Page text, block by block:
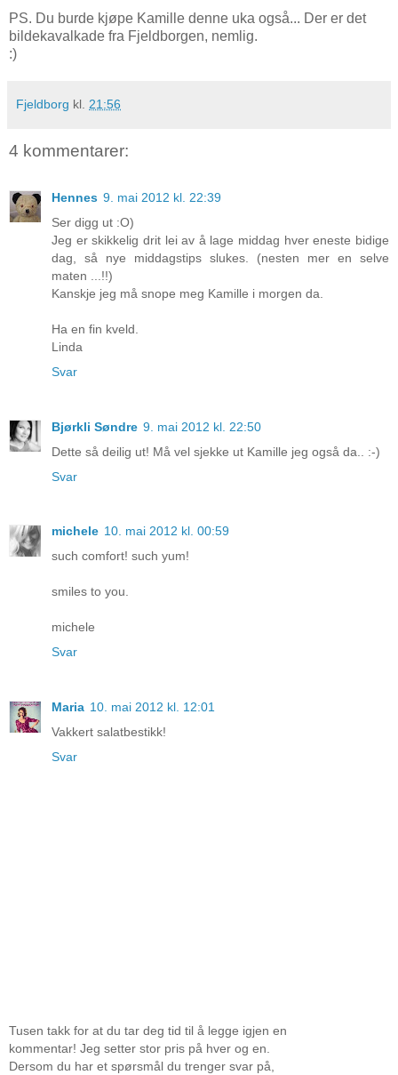
PS. Du burde kjøpe Kamille denne uka også... Der er det
bildekavalkade fra Fjeldborgen, nemlig.
:)
Fjeldborg kl. 21:56
4 kommentarer:
Hennes 9. mai 2012 kl. 22:39
Ser digg ut :O)
Jeg er skikkelig drit lei av å lage middag hver eneste bidige
dag, så nye middagstips slukes. (nesten mer en selve
maten ...!!)
Kanskje jeg må snope meg Kamille i morgen da.
Ha en fin kveld.
Linda
Svar
Bjørkli Søndre 9. mai 2012 kl. 22:50
Dette så deilig ut! Må vel sjekke ut Kamille jeg også da.. :-)
Svar
michele 10. mai 2012 kl. 00:59
such comfort! such yum!
smiles to you.
michele
Svar
Maria 10. mai 2012 kl. 12:01
Vakkert salatbestikk!
Svar
Tusen takk for at du tar deg tid til å legge igjen en
kommentar! Jeg setter stor pris på hver og en.
Dersom du har et spørsmål du trenger svar på,